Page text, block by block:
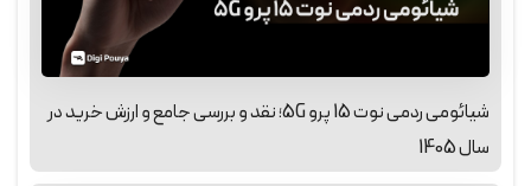
شیائومی ردمی نوت 15 پرو 5G؛ نقد و بررسی جامع و ارزش خرید در
سال 1405